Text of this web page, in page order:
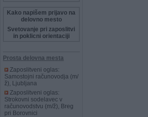
Kako napišem prijavo na
delovno mesto
Svetovanje pri zaposlitvi
in poklicni orientaciji
Prosta delovna mesta
Zaposlitveni oglas:
Samostojni računovodja (m/
ž), Ljubljana
Zaposlitveni oglas:
Strokovni sodelavec v
računovodstvu (m/ž), Breg
pri Borovnici